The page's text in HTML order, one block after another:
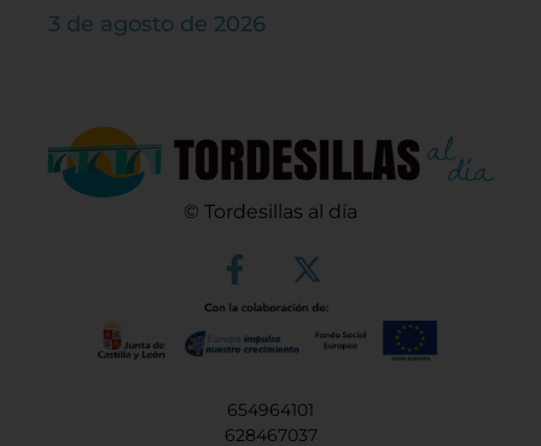
3 de agosto de 2026
© Tordesillas al día
654964101
628467037